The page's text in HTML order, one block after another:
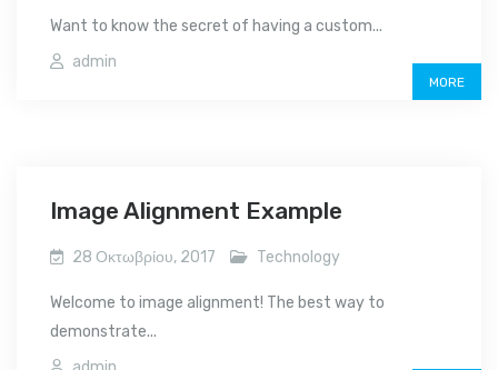
Want to know the secret of having a custom...
admin
MORE
Image Alignment Example
28 Οκτωβρίου, 2017 Technology
Welcome to image alignment! The best way to
demonstrate...